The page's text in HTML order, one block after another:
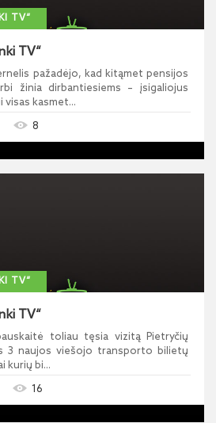
TV“
TV“
pažadėjo, kad kitąmet pensijos
žinia dirbantiesiems – įsigaliojus
visas kasmet...
8
TV“
TV“
toliau tęsia vizitą Pietryčių
3 naujos viešojo transporto bilietų
kurių bi...
16